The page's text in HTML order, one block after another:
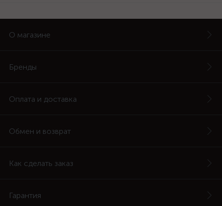
О магазине
Бренды
Оплата и доставка
Обмен и возврат
Как сделать заказ
Гарантия